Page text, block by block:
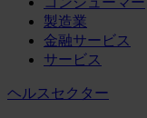
製造業
金融サービス
サービス
ヘルスセクター